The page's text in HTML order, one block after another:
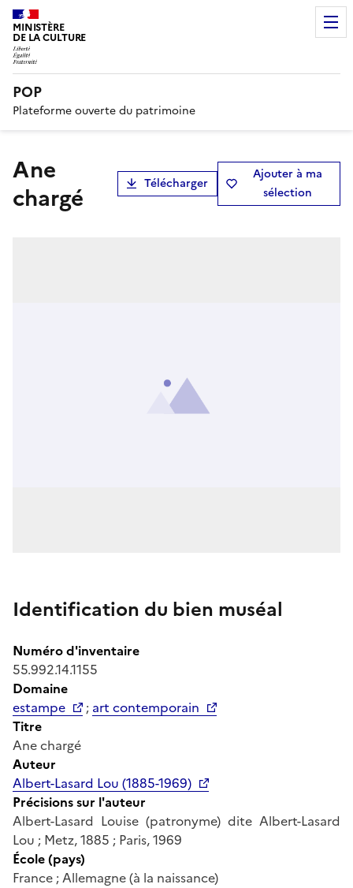
MINISTÈRE
DE LA CULTURE
POP
Plateforme ouverte du patrimoine
Ane
chargé
Télécharger
Ajouter à ma
sélection
Identification du bien muséal
Numéro d'inventaire
55.992.14.1155
Domaine
estampe
; art contemporain
Titre
Ane chargé
Auteur
Albert-Lasard Lou (1885-1969)
Précisions sur l'auteur
Albert-Lasard Louise (patronyme) dite Albert-Lasard
Lou ; Metz, 1885 ; Paris, 1969
École (pays)
France ; Allemagne (à la naissance)